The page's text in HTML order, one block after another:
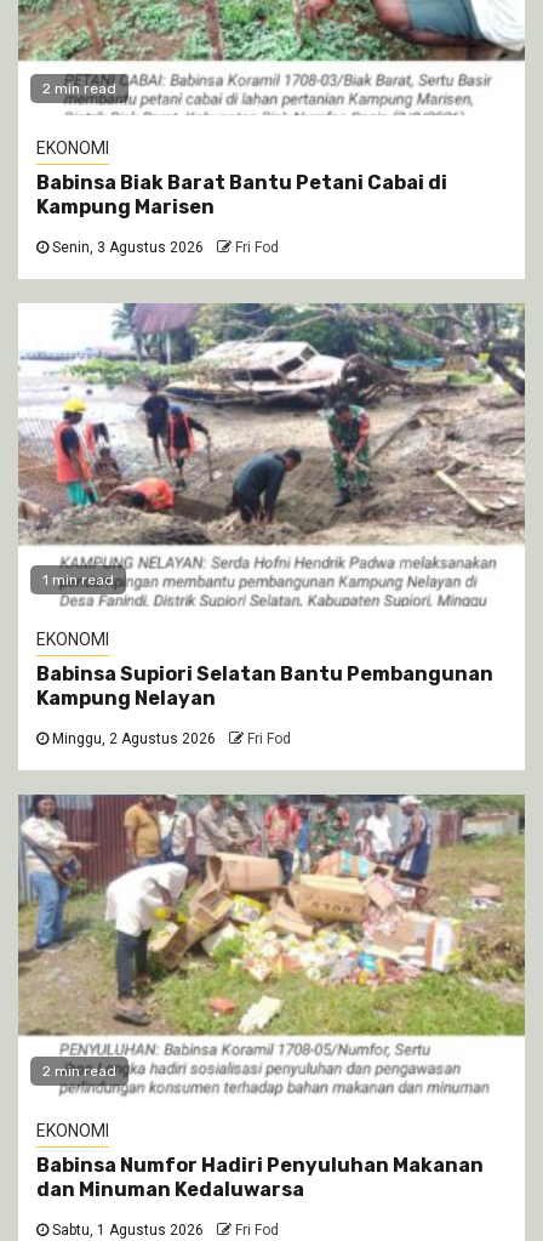
2 min read
EKONOMI
Babinsa Biak Barat Bantu Petani Cabai di
Kampung Marisen
Senin, 3 Agustus 2026 Fri Fod
1 min read
EKONOMI
Babinsa Supiori Selatan Bantu Pembangunan
Kampung Nelayan
Minggu, 2 Agustus 2026 Fri Fod
2 min read
EKONOMI
Babinsa Numfor Hadiri Penyuluhan Makanan
dan Minuman Kedaluwarsa
Sabtu, 1 Agustus 2026 Fri Fod